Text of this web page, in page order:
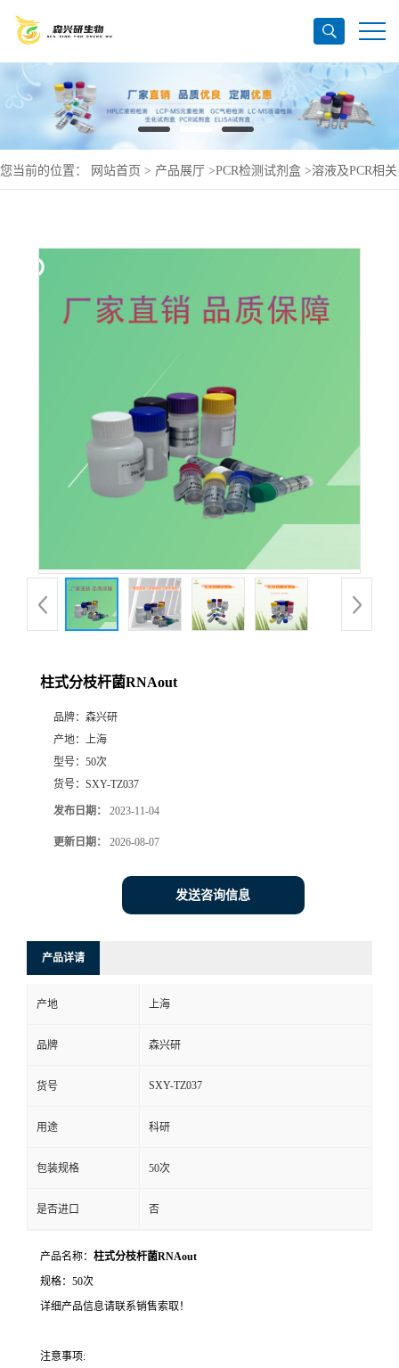
您当前的位置： 网站首页 > 产品展厅 >PCR检测试剂盒 >溶液及PCR相关
柱式分枝杆菌RNAout
品牌： 森兴研
产地： 上海
型号： 50次
货号： SXY-TZ037
发布日期： 2023-11-04
更新日期： 2026-08-07
发送咨询信息
产品详请
产地 上海
品牌 森兴研
货号 SXY-TZ037
用途 科研
包装规格 50次
是否进口 否
产品名称： 柱式分枝杆菌RNAout
规格：50次
详细产品信息请联系销售索取！
注意事项: